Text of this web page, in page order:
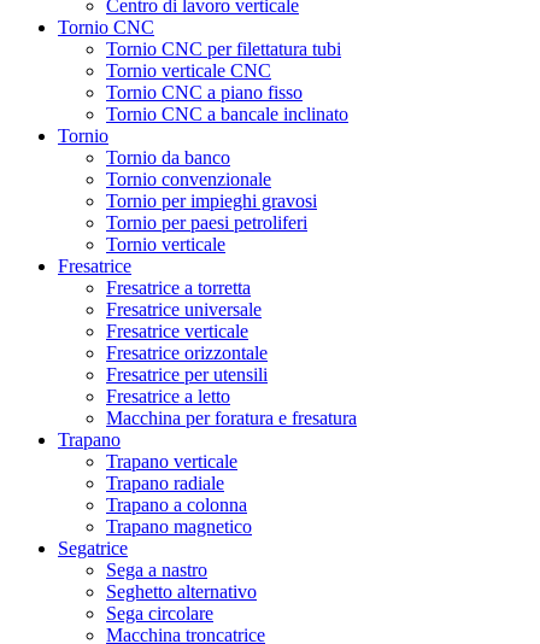
Centro di lavoro verticale
Tornio CNC
Tornio CNC per filettatura tubi
Tornio verticale CNC
Tornio CNC a piano fisso
Tornio CNC a bancale inclinato
Tornio
Tornio da banco
Tornio convenzionale
Tornio per impieghi gravosi
Tornio per paesi petroliferi
Tornio verticale
Fresatrice
Fresatrice a torretta
Fresatrice universale
Fresatrice verticale
Fresatrice orizzontale
Fresatrice per utensili
Fresatrice a letto
Macchina per foratura e fresatura
Trapano
Trapano verticale
Trapano radiale
Trapano a colonna
Trapano magnetico
Segatrice
Sega a nastro
Seghetto alternativo
Sega circolare
Macchina troncatrice